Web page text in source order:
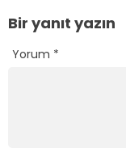
Bir yanıt yazın
Yorum *